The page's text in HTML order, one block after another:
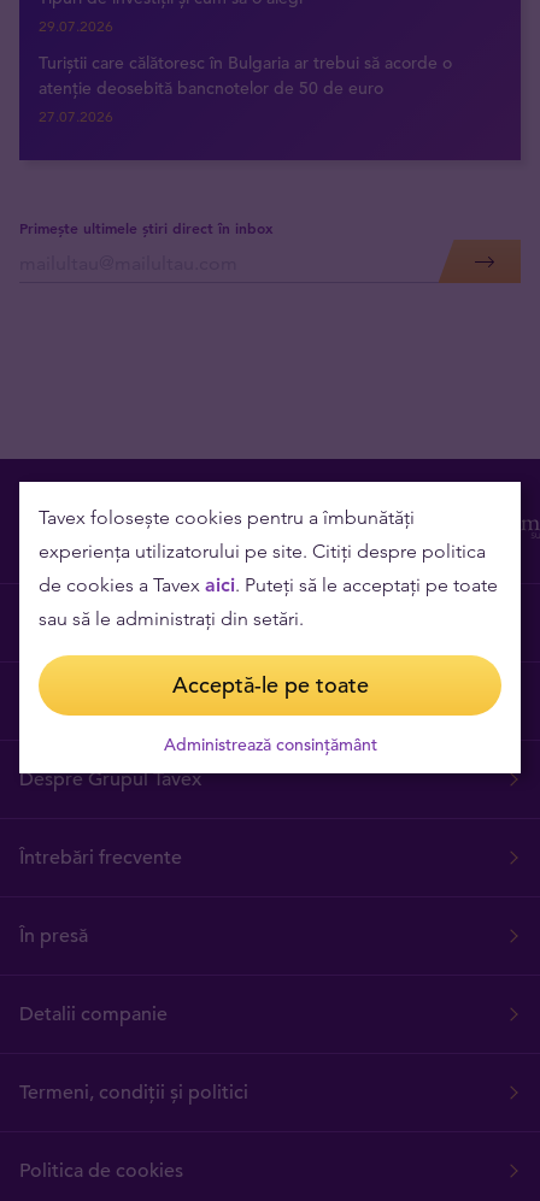
29.07.2026
Turiștii care călătoresc în Bulgaria ar trebui să acorde o
atenție deosebită bancnotelor de 50 de euro
27.07.2026
Primește ultimele știri direct în inbox
Contact
Cariere
Despre Grupul Tavex
Întrebări frecvente
În presă
Detalii companie
Termeni, condiții și politici
Politica de cookies
Tavex folosește cookies pentru a îmbunătăți
experiența utilizatorului pe site. Citiți despre politica
de cookies a Tavex aici. Puteți să le acceptați pe toate
sau să le administrați din setări.
Acceptă-le pe toate
Administrează consințământ